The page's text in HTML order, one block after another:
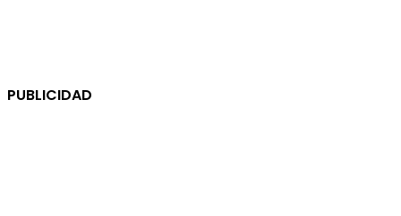
PUBLICIDAD